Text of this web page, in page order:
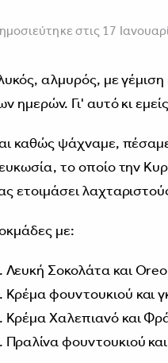
στις 17
αλμυρός, με
ημερών. Γι' αυτό κι
καθώς ψάχναμε,
το οποίο την
ετοιμάσει
με:
Λευκή Σοκολάτα και
Κρέμα φουντουκιού και
Κρέμα Χαλεπιανό και
Πραλίνα φουντουκιού